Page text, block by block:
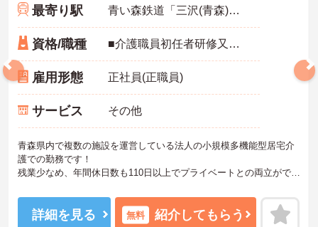
最寄り駅 青い森鉄道「三沢(青森)駅」徒歩12分
資格/職種 ■介護職員初任者研修又はホームヘルパー2級以上の資格をお持ちの方 ※経験者優遇 ※無資格相談可能 ■普通自動車運転免許（AT限定可）
雇用形態 正社員(正職員)
サービス その他
青森県内で複数の施設を運営している法人の小規模多機能型居宅介
護での勤務です！
残業少なめ、年間休日数も110日以上でプライベートとの両立ができ
面接のポイントなど、さらに詳細をお話致しますのでお気軽にご相
談ください。
詳細を見る 無料 紹介してもらう